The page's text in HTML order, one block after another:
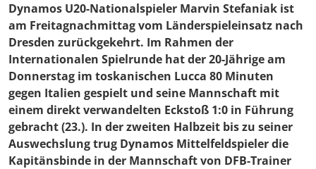
Dynamos U20-Nationalspieler Marvin Stefaniak ist
am Freitagnachmittag vom Länderspieleinsatz nach
Dresden zurückgekehrt. Im Rahmen der
Internationalen Spielrunde hat der 20-Jährige am
Donnerstag im toskanischen Lucca 80 Minuten
gegen Italien gespielt und seine Mannschaft mit
einem direkt verwandelten Eckstoß 1:0 in Führung
gebracht (23.). In der zweiten Halbzeit bis zu seiner
Auswechslung trug Dynamos Mittelfeldspieler die
Kapitänsbinde in der Mannschaft von DFB-Trainer